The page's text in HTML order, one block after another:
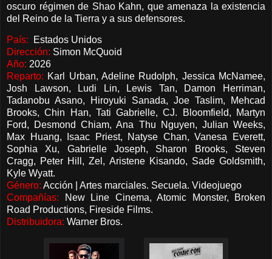
oscuro régimen de Shao Kahn, que amenaza la existencia
del Reino de la Tierra y a sus defensores.
País:
Estados Unidos
Dirección: Simon McQuoid
Año: 2026
Reparto: Karl Urban, Adeline Rudolph, Jessica McNamee,
Josh Lawson, Ludi Lin, Lewis Tan, Damon Herriman,
Tadanobu Asano, Hiroyuki Sanada, Joe Taslim, Mehcad
Brooks, Chin Han, Tati Gabrielle, CJ. Bloomfield, Martyn
Ford, Desmond Chiam, Ana Thu Nguyen, Julian Weeks,
Max Huang, Isaac Priest, Natyse Chan, Vanesa Everett,
Sophia Xu, Gabrielle Joseph, Sharon Brooks, Steven
Cragg, Peter Hill, Zel, Aristene Kisando, Sade Goldsmith,
Kyle Wyatt.
Género: Acción | Artes marciales. Secuela. Videojuego
Compañías:
New Line Cinema, Atomic Monster, Broken
Road Productions, Fireside Films.
Distribuidora: Warner Bros.